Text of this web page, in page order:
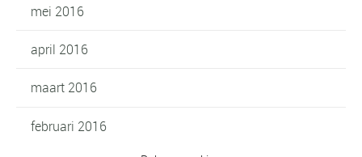
mei 2016
april 2016
maart 2016
februari 2016